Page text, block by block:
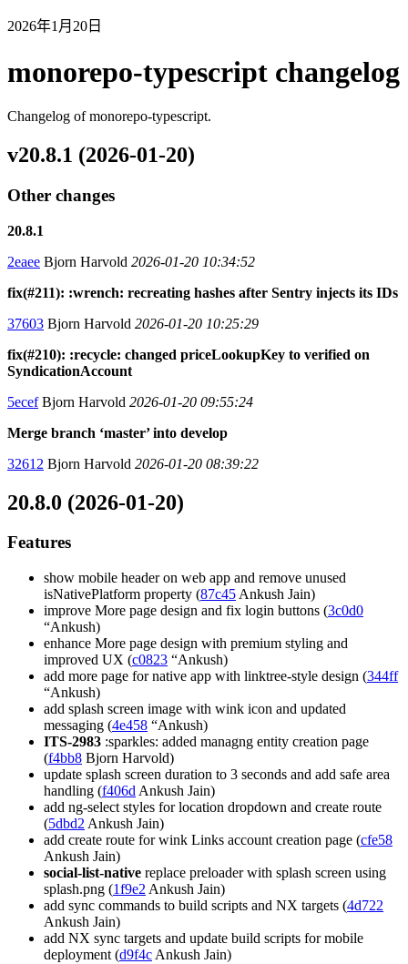
2026年1月20日
monorepo-typescript changelog
Changelog of monorepo-typescript.
v20.8.1 (2026-01-20)
Other changes
20.8.1
2eaee Bjorn Harvold 2026-01-20 10:34:52
fix(#211): :wrench: recreating hashes after Sentry injects its IDs
37603 Bjorn Harvold 2026-01-20 10:25:29
fix(#210): :recycle: changed priceLookupKey to verified on
SyndicationAccount
5ecefBjorn Harvold 2026-01-20 09:55:24
Merge branch ‘master’ into develop
32612 Bjorn Harvold 2026-01-20 08:39:22
20.8.0 (2026-01-20)
Features
show mobile header on web app and remove unused
isNativePlatform property (87c45 Ankush Jain)
improve More page design and fix login buttons (3c0d0
“Ankush)
enhance More page design with premium styling and
improved UX (c0823 “Ankush)
add more page for native app with linktree-style design (344ff
“Ankush)
add splash screen image with wink icon and updated
messaging (4e458 “Ankush)
ITS-2983 :sparkles: added managng entity creation page
(f4bb8 Bjorn Harvold)
update splash screen duration to 3 seconds and add safe area
handling (f406d Ankush Jain)
add ng-select styles for location dropdown and create route
(5dbd2 Ankush Jain)
add create route for wink Links account creation page (cfe58
Ankush Jain)
social-list-native replace preloader with splash screen using
splash.png (1f9e2 Ankush Jain)
add sync commands to build scripts and NX targets (4d722
Ankush Jain)
add NX sync targets and update build scripts for mobile
deployment (d9f4c Ankush Jain)